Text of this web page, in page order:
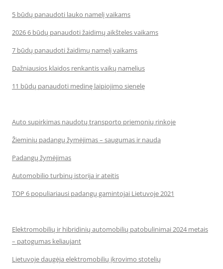
5 būdų panaudoti lauko namelį vaikams
2026 6 būdų panaudoti žaidimų aikšteles vaikams
7 būdų panaudoti žaidimų namelį vaikams
Dažniausios klaidos renkantis vaikų namelius
11 būdų panaudoti medinę laipiojimo sienelę
Auto supirkimas naudotų transporto priemonių rinkoje
Žieminių padangų žymėjimas – saugumas ir nauda
Padangų žymėjimas
Automobilio turbinų istorija ir ateitis
TOP 6 populiariausi padangų gamintojai Lietuvoje 2021
Elektromobilių ir hibridinių automobilių patobulinimai 2024 metais
– patogumas keliaujant
Lietuvoje daugėja elektromobilių įkrovimo stotelių